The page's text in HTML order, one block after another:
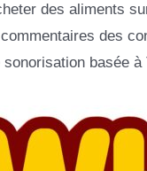
des aliments
des
basée à